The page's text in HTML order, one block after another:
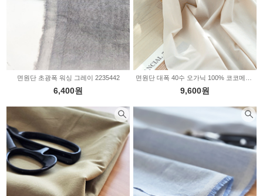
면원단 초광폭 워싱 그레이 2235442
6,400원 9,600원